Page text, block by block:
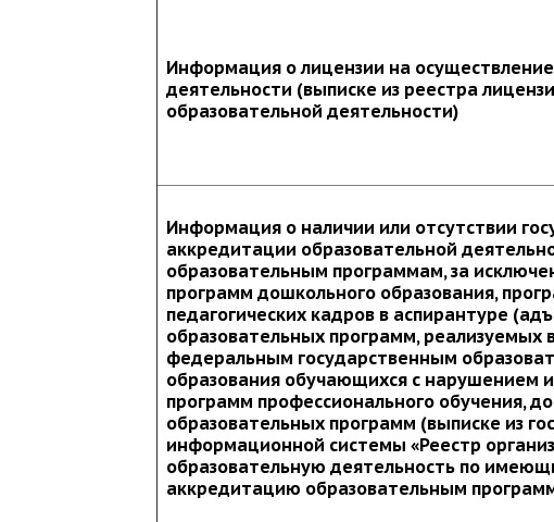
Информация о лицензии на
деятельности (выписке из реестра
образовательной деятельности)
Информация о наличии или отсутствии
аккредитации образовательной
образовательным программам, за
программ дошкольного образования,
педагогических кадров в аспирантуре
образовательных программ, реализуемых
федеральным государственным
образования обучающихся с нарушением
программ профессионального обучения,
образовательных программ (выписке из
информационной системы «Реестр
образовательную деятельность по
аккредитацию образовательным